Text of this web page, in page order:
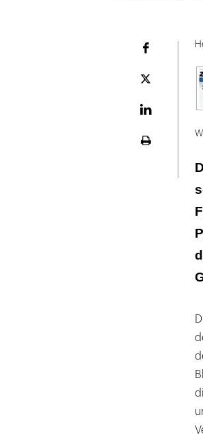
Plattform